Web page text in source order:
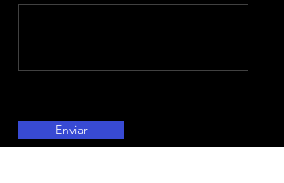
Enviar